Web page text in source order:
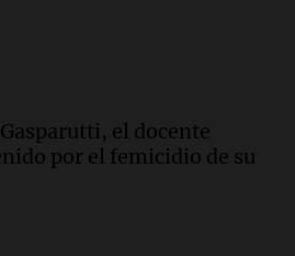
por Perú: "Nos decía
el milagro''"
el docente
por el femicidio de su